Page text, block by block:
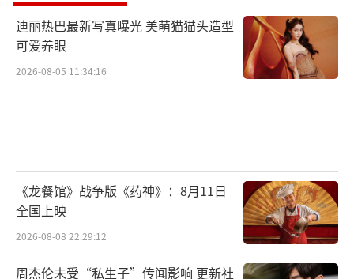
迪丽热巴最新写真曝光 美萌猫猫头造型
可爱养眼
2026-08-05 11:34:16
《龙餐馆》战争版《药神》：8月11日
全国上映
2026-08-08 22:29:12
周杰伦未受“私生子”传闻影响 更新社